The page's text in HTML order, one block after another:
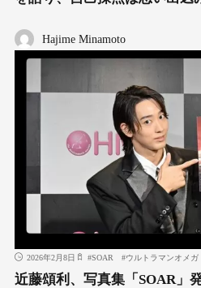
Hajime Minamoto
2026年2月8日 #SOAR #ウルトラマンオメガ
近藤頌利、写真集「SOAR」